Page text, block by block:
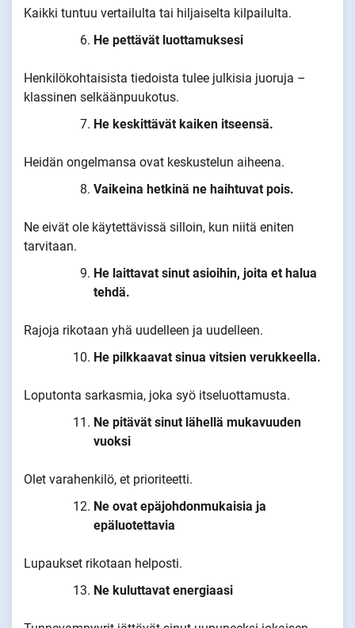
Kaikki tuntuu vertailulta tai hiljaiselta kilpailulta.
He pettävät luottamuksesi
Henkilökohtaisista tiedoista tulee julkisia juoruja –
klassinen selkäänpuukotus.
He keskittävät kaiken itseensä.
Heidän ongelmansa ovat keskustelun aiheena.
Vaikeina hetkinä ne haihtuvat pois.
Ne eivät ole käytettävissä silloin, kun niitä eniten
tarvitaan.
He laittavat sinut asioihin, joita et halua
tehdä.
Rajoja rikotaan yhä uudelleen ja uudelleen.
He pilkkaavat sinua vitsien verukkeella.
Loputonta sarkasmia, joka syö itseluottamusta.
Ne pitävät sinut lähellä mukavuuden
vuoksi
Olet varahenkilö, et prioriteetti.
Ne ovat epäjohdonmukaisia ja
epäluotettavia
Lupaukset rikotaan helposti.
Ne kuluttavat energiaasi